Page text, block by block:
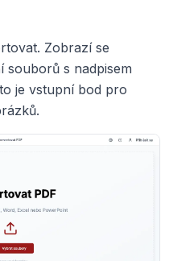
Zobrazí se
s nadpisem
je vstupní bod pro